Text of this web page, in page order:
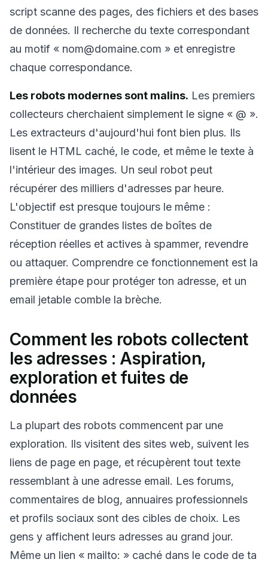
Supprimer la sélection Changer d'e-mail
Rafraîchir
EXPÉDITEUR OBJET ACTION
En attente d'e-mails entrants...
Rafraîchir
script scanne des pages, des fichiers et des bases
de données. Il recherche du texte correspondant
au motif « nom@domaine.com » et enregistre
chaque correspondance.
Les robots modernes sont malins. Les premiers
collecteurs cherchaient simplement le signe « @ ».
Les extracteurs d'aujourd'hui font bien plus. Ils
lisent le HTML caché, le code, et même le texte à
l'intérieur des images. Un seul robot peut
récupérer des milliers d'adresses par heure.
L'objectif est presque toujours le même :
Constituer de grandes listes de boîtes de
réception réelles et actives à spammer, revendre
ou attaquer. Comprendre ce fonctionnement est la
première étape pour protéger ton adresse, et un
email jetable comble la brèche.
Comment les robots collectent
les adresses : Aspiration,
exploration et fuites de
données
La plupart des robots commencent par une
exploration. Ils visitent des sites web, suivent les
liens de page en page, et récupèrent tout texte
ressemblant à une adresse email. Les forums,
commentaires de blog, annuaires professionnels
et profils sociaux sont des cibles de choix. Les
gens y affichent leurs adresses au grand jour.
Même un lien « mailto: » caché dans le code de ta